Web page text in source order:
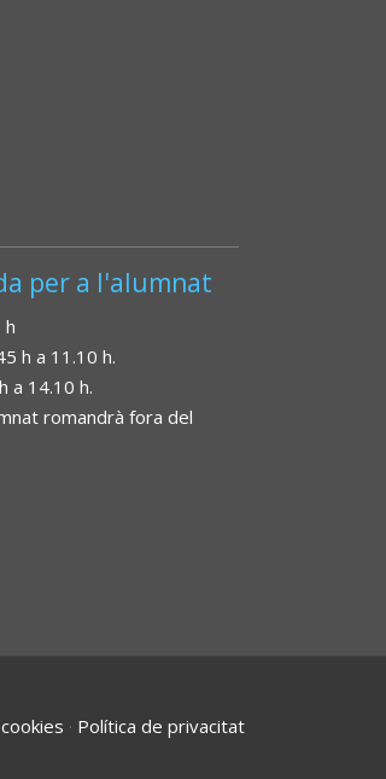
per a l'alumnat
h
h a 11.10 h.
a 14.10 h.
romandrà fora del
· Política de privacitat